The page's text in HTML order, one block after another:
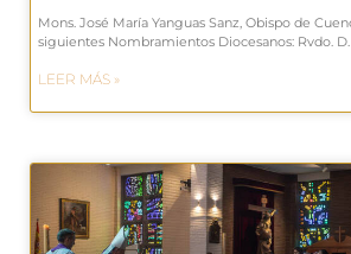
Mons. José María Yanguas Sanz, Obispo de
siguientes Nombramientos Diocesanos: Rvdo. D.
LEER MÁS »